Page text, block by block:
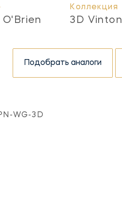
O'Brien
Коллекция
3D Vinton
Подобрать аналоги
WG-3D